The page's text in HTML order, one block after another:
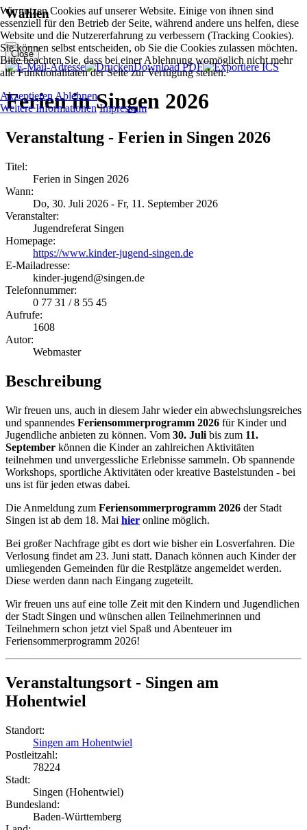
Wählen
Close
Download PDF
Ferien in Singen 2026
Veranstaltung - Ferien in Singen 2026
Titel:
Ferien in Singen 2026
Wann:
Do, 30. Juli 2026 - Fr, 11. September 2026
Veranstalter:
Jugendreferat Singen
Homepage:
https://www.kinder-jugend-singen.de
E-Mailadresse:
kinder-jugend@singen.de
Telefonnummer:
0 77 31 / 8 55 45
Aufrufe:
1608
Autor:
Webmaster
Beschreibung
Wir freuen uns, auch in diesem Jahr wieder ein abwechslungsreiches
und spannendes Feriensommerprogramm 2026 für Kinder und
Jugendliche anbieten zu können. Vom 30. Juli bis zum 11.
September können die Kinder an zahlreichen Aktivitäten
teilnehmen und unvergessliche Erlebnisse sammeln. Ob spannende
Workshops, sportliche Aktivitäten oder kreative Bastelstunden - bei
uns ist für jeden etwas dabei.
Die Anmeldung zum Feriensommerprogramm 2026 der Stadt
Singen ist ab dem 18. Mai hier online möglich.
Bei großer Nachfrage gibt es dort wie bisher ein Losverfahren. Die
Verlosung findet am 23. Juni statt. Danach können auch Kinder der
umliegenden Gemeinden für die Restplätze angemeldet werden.
Diese werden dann nach Eingang zugeteilt.
Wir freuen uns auf eine tolle Zeit mit den Kindern und Jugendlichen
der Stadt Singen und wünschen allen Teilnehmerinnen und
Teilnehmern schon jetzt viel Spaß und Abenteuer im
Feriensommerprogramm 2026!
Veranstaltungsort - Singen am
Hohentwiel
Standort:
Singen am Hohentwiel
Postleitzahl:
78224
Stadt:
Singen (Hohentwiel)
Bundesland:
Baden-Württemberg
Wir nutzen Cookies auf unserer Website. Einige von ihnen sind
essenziell für den Betrieb der Seite, während andere uns helfen, diese
Website und die Nutzererfahrung zu verbessern (Tracking Cookies).
Sie können selbst entscheiden, ob Sie die Cookies zulassen möchten.
Bitte beachten Sie, dass bei einer Ablehnung womöglich nicht mehr
alle Funktionalitäten der Seite zur Verfügung stehen.
Akzeptieren Ablehnen
Weitere Informationen Impressum